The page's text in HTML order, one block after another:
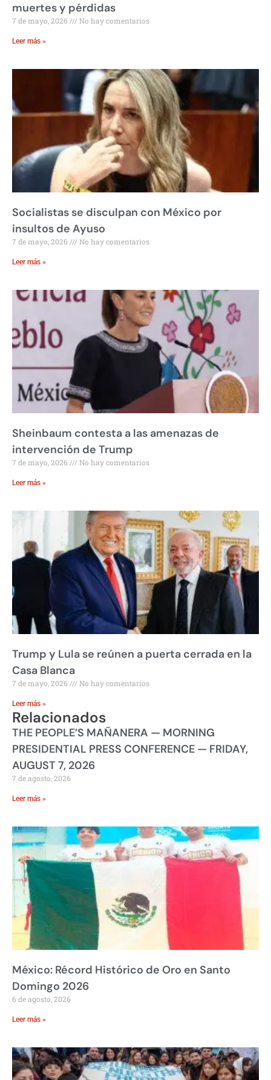
muertes y pérdidas
7 de mayo, 2026 No hay comentarios
Leer más »
Socialistas se disculpan con México por
insultos de Ayuso
7 de mayo, 2026 No hay comentarios
Leer más »
Sheinbaum contesta a las amenazas de
intervención de Trump
7 de mayo, 2026 No hay comentarios
Leer más »
Trump y Lula se reúnen a puerta cerrada en la
Casa Blanca
7 de mayo, 2026 No hay comentarios
Leer más »
Relacionados
THE PEOPLE’S MAÑANERA — MORNING
PRESIDENTIAL PRESS CONFERENCE — FRIDAY,
AUGUST 7, 2026
7 de agosto, 2026
Leer más »
México: Récord Histórico de Oro en Santo
Domingo 2026
6 de agosto, 2026
Leer más »